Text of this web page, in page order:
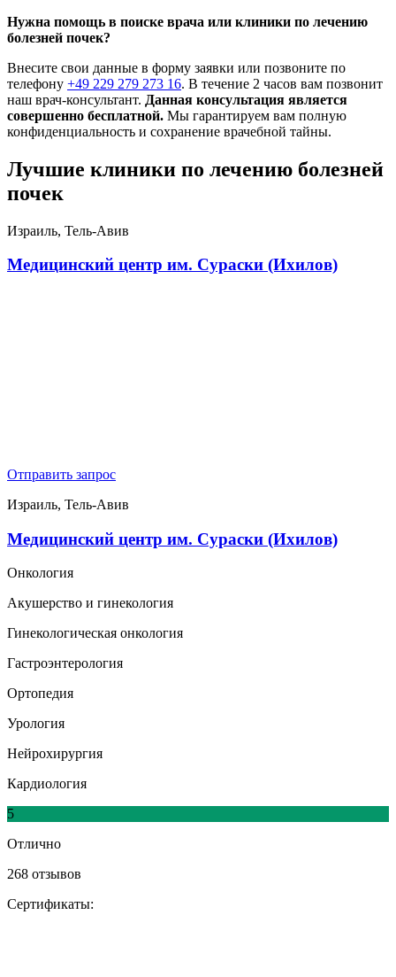
Нужна помощь в поиске врача или клиники по лечению
болезней почек?
Внесите свои данные в форму заявки или позвоните по
телефону +49 229 279 273 16. В течение 2 часов вам позвонит
наш врач-консультант. Данная консультация является
совершенно бесплатной. Мы гарантируем вам полную
конфиденциальность и сохранение врачебной тайны.
Лучшие клиники по лечению болезней
почек
Израиль, Тель-Авив
Медицинский центр им. Сураски (Ихилов)
Отправить запрос
Израиль, Тель-Авив
Медицинский центр им. Сураски (Ихилов)
Онкология
Акушерство и гинекология
Гинекологическая онкология
Гастроэнтерология
Ортопедия
Урология
Нейрохирургия
Кардиология
5
Отлично
268 отзывов
Сертификаты: